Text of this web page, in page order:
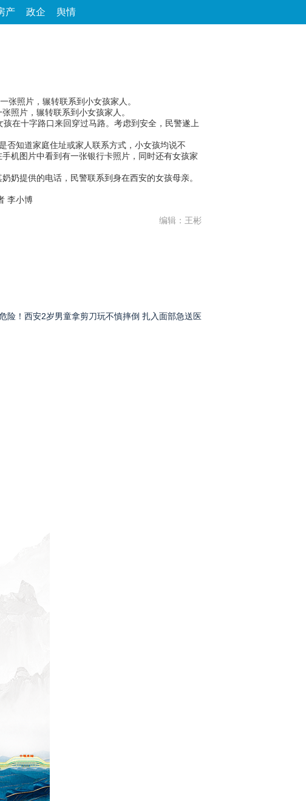
产 政企 舆情
张照片，辗转联系到小女孩家人。
照片，辗转联系到小女孩家人。
在十字路口来回穿过马路。考虑到安全，民警遂上
知道家庭住址或家人联系方式，小女孩均说不
机图片中看到有一张银行卡照片，同时还有女孩家
提供的电话，民警联系到身在西安的女孩母亲。
李小博
编辑：王彬
险！西安2岁男童拿剪刀玩不慎摔倒 扎入面部急送医